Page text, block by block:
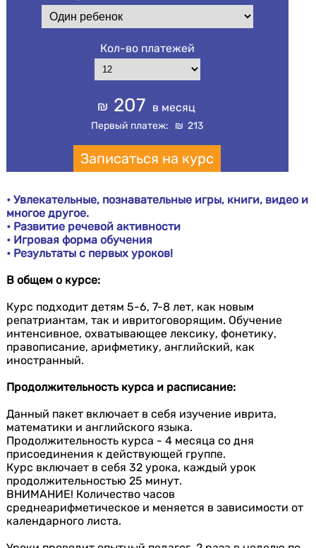
Кол-во платежей
₪ 207 в месяц
Первый платеж: ₪ 213
Записаться на курс
• Увлекательные, познавательные игры, книги, видео и
многое другое.
• Развитие речевой активности
• Игровая форма обучения
• Результаты с первых уроков!
В общем о курсе:
Курс подходит детям 5-6, 7-8 лет, как новым
репатриантам, так и ивритоговорящим. Обучение
интенсивное, охватывающее лексику, фонетику,
правописание, арифметику, английский, как
иностранный.
Продолжительность курса и расписание:
Данный пакет включает в себя изучение иврита,
математики и английского языка.
Продолжительность курса - 4 месяца со дня
присоединения к действующей группе.
Курс включает в себя 32 урока, каждый урок
продолжительностью 25 минут.
ВНИМАНИЕ! Количество часов
среднеарифметическое и меняется в зависимости от
календарного листа.